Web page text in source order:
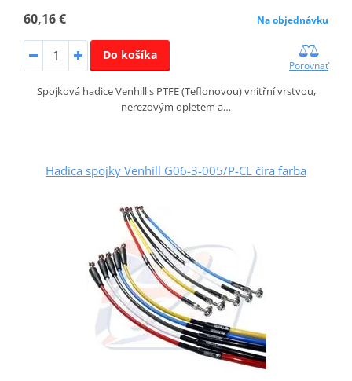
60,16 € Na objednávku
Do košíka
Porovnať
Spojková hadice Venhill s PTFE (Teflonovou) vnitřní vrstvou,
nerezovým opletem a…
Hadica spojky Venhill G06-3-005/P-CL číra farba